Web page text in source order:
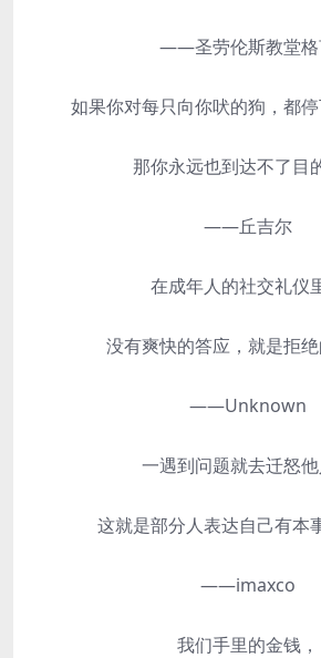
——圣劳伦斯教堂
如果你对每只向你吠的狗，都停
那你永远也到达不了目
——丘吉尔
在成年人的社交礼仪
没有爽快的答应，就是拒绝
——Unknown
一遇到问题就去迁怒他
这就是部分人表达自己有本
——imaxco
我们手里的金钱，